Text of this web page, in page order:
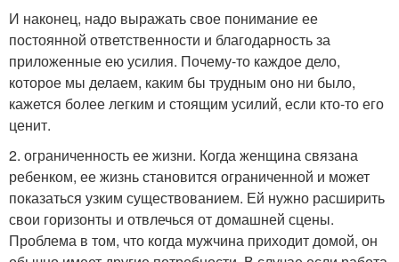
И наконец, надо выражать свое понимание ее
постоянной ответственности и благодарность за
приложенные ею усилия. Почему-то каждое дело,
которое мы делаем, каким бы трудным оно ни было,
кажется более легким и стоящим усилий, если кто-то его
ценит.
2. ограниченность ее жизни. Когда женщина связана
ребенком, ее жизнь становится ограниченной и может
показаться узким существованием. Ей нужно расширить
свои горизонты и отвлечься от домашней сцены.
Проблема в том, что когда мужчина приходит домой, он